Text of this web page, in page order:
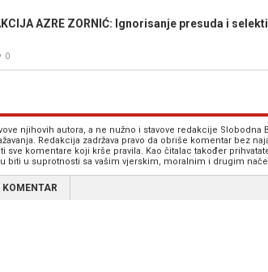
AZRE ZORNIĆ: Ignorisanje presuda i
0
njihovih autora, a ne nužno i stavove redakcije
Redakcija zadržava pravo da obriše komentar bez
sve komentare koji krše pravila. Kao čitalac također
biti u suprotnosti sa vašim vjerskim, moralnim i drugim
KOMENTAR